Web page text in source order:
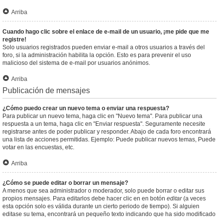
Arriba
Cuando hago clic sobre el enlace de e-mail de un usuario, ¡me pide que me
registre!
Solo usuarios registrados pueden enviar e-mail a otros usuarios a través del
foro, si la administración habilita la opción. Esto es para prevenir el uso
malicioso del sistema de e-mail por usuarios anónimos.
Arriba
Publicación de mensajes
¿Cómo puedo crear un nuevo tema o enviar una respuesta?
Para publicar un nuevo tema, haga clic en "Nuevo tema". Para publicar una
respuesta a un tema, haga clic en "Enviar respuesta". Seguramente necesite
registrarse antes de poder publicar y responder. Abajo de cada foro encontrará
una lista de acciones permitidas. Ejemplo: Puede publicar nuevos temas, Puede
votar en las encuestas, etc.
Arriba
¿Cómo se puede editar o borrar un mensaje?
A menos que sea administrador o moderador, solo puede borrar o editar sus
propios mensajes. Para editarlos debe hacer clic en en botón editar(a veces
esta opción solo es válida durante un cierto periodo de tiempo). Si alguien
editase su tema, encontrará un pequeño texto indicando que ha sido modificado